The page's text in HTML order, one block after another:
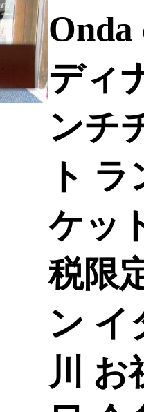
ディ
ンチ
ト
ケッ
税限
ン イ
川 お